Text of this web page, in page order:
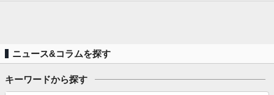
ニュース&コラムを探す
キーワードから探す